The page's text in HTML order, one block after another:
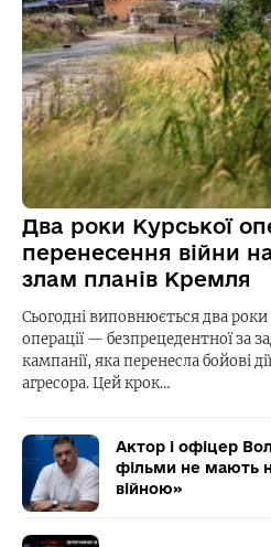
Два роки Курської
перенесення війни
злам планів Кремля
Сьогодні виповнюється два роки
операції — безпрецедентної за
кампанії, яка перенесла бойові
агресора. Цей крок…
Актор і офіцер
фільми не мають
війною»